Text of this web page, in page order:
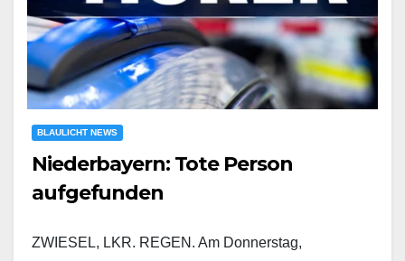
BLAULICHT NEWS
Niederbayern: Tote Person
aufgefunden
ZWIESEL, LKR. REGEN. Am Donnerstag,